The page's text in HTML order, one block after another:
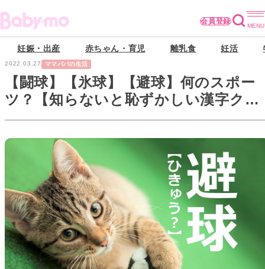
会員登録
妊娠・出産 赤ちゃん・育児 離乳食 妊活
2022.03.27 ママパパの生活
【闘球】【氷球】【避球】何のスポー
ツ？【知らないと恥ずかしい漢字クイ
ズ】